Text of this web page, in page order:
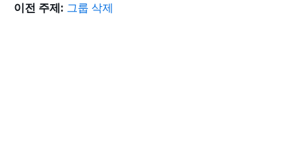
이전 주제: 그룹 삭제